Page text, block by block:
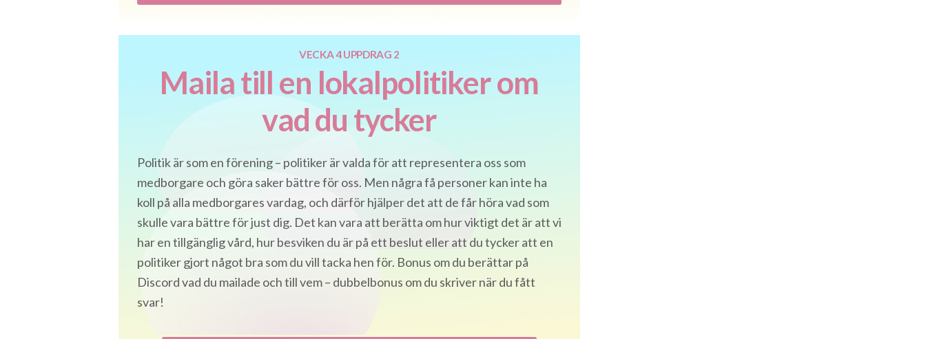
VECKA 4 UPPDRAG 2
Maila till en lokalpolitiker om
vad du tycker
Politik är som en förening – politiker är valda för att representera oss som
medborgare och göra saker bättre för oss. Men några få personer kan inte ha
koll på alla medborgares vardag, och därför hjälper det att de får höra vad som
skulle vara bättre för just dig. Det kan vara att berätta om hur viktigt det är att vi
har en tillgänglig vård, hur besviken du är på ett beslut eller att du tycker att en
politiker gjort något bra som du vill tacka hen för. Bonus om du berättar på
Discord vad du mailade och till vem – dubbelbonus om du skriver när du fått
svar!